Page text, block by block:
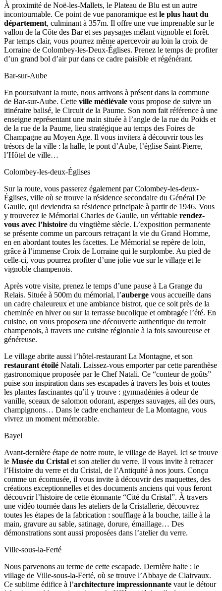
À proximité de Noë-les-Mallets, le Plateau de Blu est un autre
incontournable. Ce point de vue panoramique est le plus haut du
département, culminant à 357m. Il offre une vue imprenable sur le
vallon de la Côte des Bar et ses paysages mêlant vignoble et forêt.
Par temps clair, vous pourrez même apercevoir au loin la croix de
Lorraine de Colombey-les-Deux-Églises. Prenez le temps de profiter
d’un grand bol d’air pur dans ce cadre paisible et régénérant.
Bar-sur-Aube
En poursuivant la route, nous arrivons à présent dans la commune
de Bar-sur-Aube. Cette ville médiévale vous propose de suivre un
itinéraire balisé, le Circuit de la Paume. Son nom fait référence à une
enseigne représentant une main située à l’angle de la rue du Poids et
de la rue de la Paume, lieu stratégique au temps des Foires de
Champagne au Moyen Age. Il vous invitera à découvrir tous les
trésors de la ville : la halle, le pont d’Aube, l’église Saint-Pierre,
l’Hôtel de ville…
Colombey-les-deux-Églises
Sur la route, vous passerez également par Colombey-les-deux-
Églises, ville où se trouve la résidence secondaire du Général De
Gaulle, qui deviendra sa résidence principale à partir de 1946. Vous
y trouverez le Mémorial Charles de Gaulle, un véritable rendez-
vous avec l’histoire du vingtième siècle. L’exposition permanente
se présente comme un parcours retraçant la vie du Grand Homme,
en en abordant toutes les facettes. Le Mémorial se repère de loin,
grâce à l’immense Croix de Lorraine qui le surplombe. Au pied de
celle-ci, vous pourrez profiter d’une jolie vue sur le village et le
vignoble champenois.
Après votre visite, prenez le temps d’une pause à La Grange du
Relais. Située à 500m du mémorial, l’auberge vous accueille dans
un cadre chaleureux et une ambiance bistrot, que ce soit près de la
cheminée en hiver ou sur la terrasse bucolique et ombragée l’été. En
cuisine, on vous proposera une découverte authentique du terroir
champenois, à travers une cuisine régionale à la fois savoureuse et
généreuse.
Le village abrite aussi l’hôtel-restaurant La Montagne, et son
restaurant étoilé Natali. Laissez-vous emporter par cette parenthèse
gastronomique proposée par le Chef Natali. Ce “conteur de goûts”
puise son inspiration dans ses escapades à travers les bois et toutes
les plantes fascinantes qu’il y trouve : gymnadénies à odeur de
vanille, sceaux de salomon odorant, asperges sauvages, ail des ours,
champignons… Dans le cadre enchanteur de La Montagne, vous
vivrez un moment mémorable.
Bayel
Avant-dernière étape de notre route, le village de Bayel. Ici se trouve
le Musée du Cristal et son atelier du verre. Il vous invite à retracer
l’Histoire du verre et du Cristal, de l’Antiquité à nos jours. Conçu
comme un écomusée, il vous invite à découvrir des maquettes, des
créations exceptionnelles et des documents anciens qui vous feront
découvrir l’histoire de cette étonnante “Cité du Cristal”. À travers
une vidéo tournée dans les ateliers de la Cristallerie, découvrez
toutes les étapes de la fabrication : soufflage à la bouche, taille à la
main, gravure au sable, satinage, dorure, émaillage… Des
démonstrations sont aussi proposées dans l’atelier du verre.
Ville-sous-la-Ferté
Nous parvenons au terme de cette escapade. Dernière halte : le
village de Ville-sous-la-Ferté, où se trouve l’Abbaye de Clairvaux.
Ce sublime édifice à l’architecture impressionnante vaut le détour